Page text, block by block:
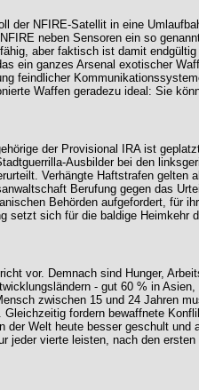
der NFIRE-Satellit in eine
neben Sensoren ein so
aber faktisch ist damit
ein ganzes Arsenal exotischer
feindlicher
Waffen geradezu ideal: Sie
der Provisional IRA ist
Ausbilder bei den
Verhängte Haftstrafen
Berufung gegen das
Behörden aufgefordert,
setzt sich für die baldige Heimkehr
vor. Demnach sind Hunger,
- gut 60 % in
zwischen 15 und 24 Jahren
fordern bewaffnete
Welt heute besser geschult
vierte leisten, nach den